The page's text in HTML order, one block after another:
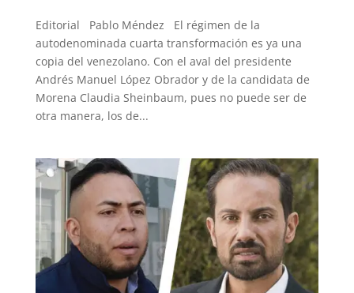
Editorial Pablo Méndez El régimen de la
autodenominada cuarta transformación es ya una
copia del venezolano. Con el aval del presidente
Andrés Manuel López Obrador y de la candidata de
Morena Claudia Sheinbaum, pues no puede ser de
otra manera, los de...